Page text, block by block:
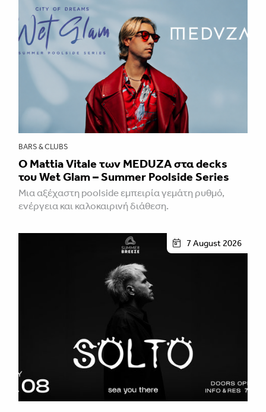
BARS & CLUBS
Ο Mattia Vitale των MEDUZA στα decks
του Wet Glam – Summer Poolside Series
Mια αξέχαστη poolside εμπειρία γεμάτη ρυθμό,
ενέργεια και καλοκαιρινή διάθεση.
7 August 2026